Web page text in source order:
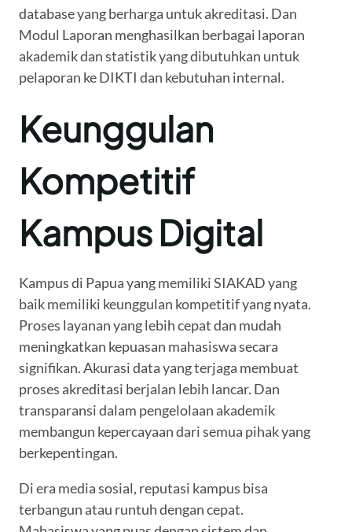
database yang berharga untuk akreditasi. Dan
Modul Laporan menghasilkan berbagai laporan
akademik dan statistik yang dibutuhkan untuk
pelaporan ke DIKTI dan kebutuhan internal.
Keunggulan
Kompetitif
Kampus Digital
Kampus di Papua yang memiliki SIAKAD yang
baik memiliki keunggulan kompetitif yang nyata.
Proses layanan yang lebih cepat dan mudah
meningkatkan kepuasan mahasiswa secara
signifikan. Akurasi data yang terjaga membuat
proses akreditasi berjalan lebih lancar. Dan
transparansi dalam pengelolaan akademik
membangun kepercayaan dari semua pihak yang
berkepentingan.
Di era media sosial, reputasi kampus bisa
terbangun atau runtuh dengan cepat.